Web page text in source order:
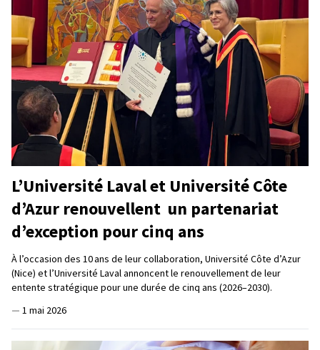
L’Université Laval et Université Côte
d’Azur renouvellent un partenariat
d’exception pour cinq ans
À l’occasion des 10 ans de leur collaboration, Université Côte d’Azur
(Nice) et l’Université Laval annoncent le renouvellement de leur
entente stratégique pour une durée de cinq ans (2026–2030).
— 1 mai 2026